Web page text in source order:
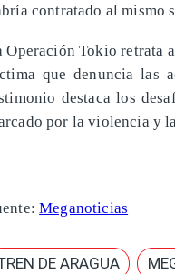
contratado al mismo
Operación Tokio retrata
que denuncia las
destaca los
por la violencia y
Meganoticias
DE ARAGUA